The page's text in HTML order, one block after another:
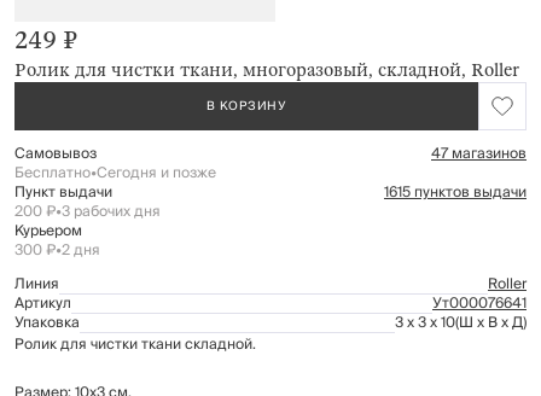
Ролик для чистки ткани, многоразовый, складной, Roller
249 ₽
В КОРЗИНУ
Самовывоз 47 магазинов
Бесплатно•Сегодня и позже
Пункт выдачи 1615 пунктов выдачи
200 ₽•3 рабочих дня
Курьером
300 ₽•2 дня
Линия
Roller
Артикул Ут000076641
Упаковка 3 x 3 x 10(Ш x В x Д)
Ролик для чистки ткани складной.